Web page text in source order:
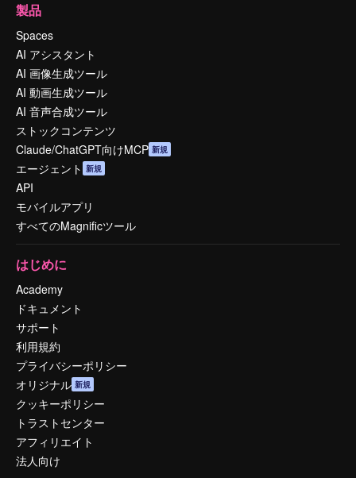
製品
Spaces
AI アシスタント
AI 画像生成ツール
AI 動画生成ツール
AI 音声合成ツール
ストックコンテンツ
Claude/ChatGPT向けMCP 新規
エージェント 新規
API
モバイルアプリ
すべてのMagnificツール
はじめに
Academy
ドキュメント
サポート
利用規約
プライバシーポリシー
オリジナル 新規
クッキーポリシー
トラストセンター
アフィリエイト
法人向け